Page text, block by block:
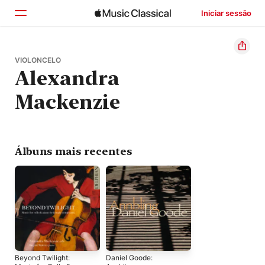
Iniciar sessão
Início
Explorar
Buscar
VIOLONCELO
Alexandra
Mackenzie
Álbuns mais recentes
Beyond Twilight:
Daniel Goode: